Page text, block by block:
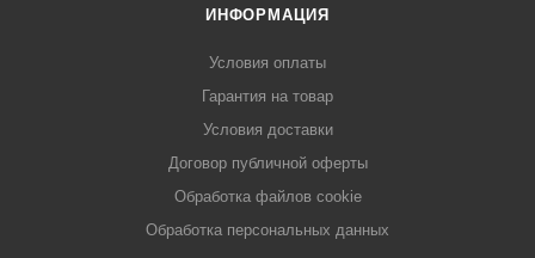
ИНФОРМАЦИЯ
Условия оплаты
Гарантия на товар
Условия доставки
Договор публичной оферты
Обработка файлов cookie
Обработка персональных данных